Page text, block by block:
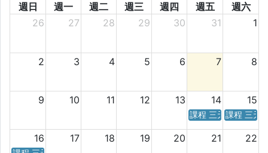
週日 週一 週二 週三 週四 週五
週六
26
27 28 29 30 31 1
2 3 4 5 6 7 8
9 10 11 12 13 14 15
課程 三天／六天 時
課程 三天
16 17 18 19 20 21 22